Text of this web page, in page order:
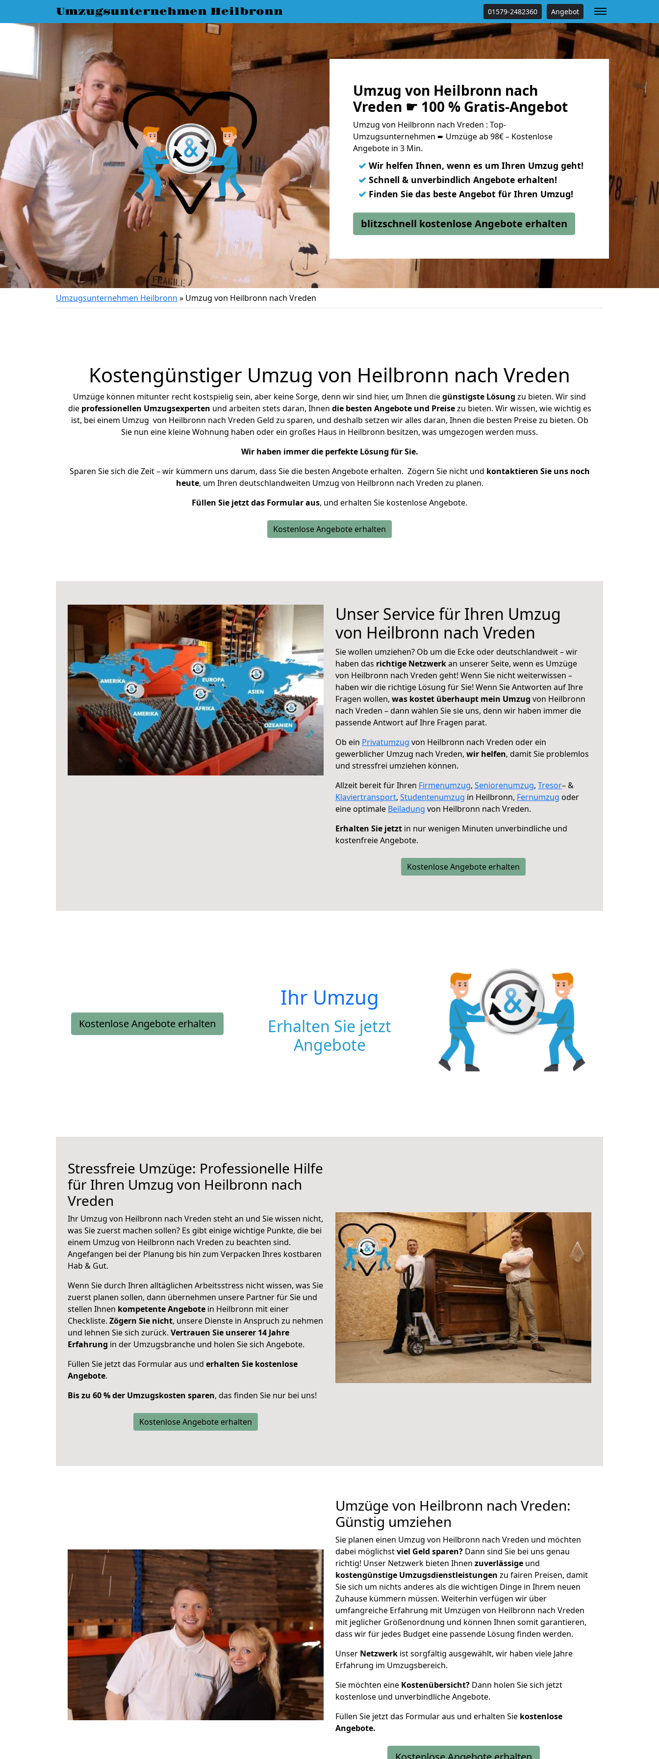
Umzugsunternehmen Heilbronn 01579-2482360 Angebot
Umzug von Heilbronn nach
Vreden ☛ 100 % Gratis-Angebot
Umzug von Heilbronn nach Vreden : Top-
Umzugsunternehmen ➨ Umzüge ab 98€ – Kostenlose
Angebote in 3 Min.
✓ Wir helfen Ihnen, wenn es um Ihren Umzug geht!
✓ Schnell & unverbindlich Angebote erhalten!
✓ Finden Sie das beste Angebot für Ihren Umzug!
blitzschnell kostenlose Angebote erhalten
Umzugsunternehmen Heilbronn » Umzug von Heilbronn nach Vreden
Kostengünstiger Umzug von Heilbronn nach Vreden
Umzüge können mitunter recht kostspielig sein, aber keine Sorge, denn wir sind hier, um Ihnen diegünstigste Lösung zu bieten. Wir sind
die professionellen Umzugsexperten und arbeiten stets daran, Ihnen die besten Angebote und Preisezu bieten. Wir wissen, wie wichtig es
ist, bei einem Umzug von Heilbronn nach Vreden Geld zu sparen, und deshalb setzen wir alles daran, Ihnen die besten Preise zu bieten. Ob
Sie nun eine kleine Wohnung haben oder ein großes Haus in Heilbronn besitzen, was umgezogen werden muss.
Wir haben immer die perfekte Lösung für Sie.
Sparen Sie sich die Zeit – wir kümmern uns darum, dass Sie die besten Angebote erhalten. Zögern Sie nicht und kontaktieren Sie uns noch
heute, um Ihren deutschlandweiten Umzug von Heilbronn nach Vreden zu planen.
Füllen Sie jetzt das Formular aus, und erhalten Sie kostenlose Angebote.
Kostenlose Angebote erhalten
Unser Service für Ihren Umzug
von Heilbronn nach Vreden
Sie wollen umziehen? Ob um die Ecke oder deutschlandweit – wir
haben das richtige Netzwerkan unserer Seite, wenn es Umzüge
von Heilbronn nach Vreden geht! Wenn Sie nicht weiterwissen –
haben wir die richtige Lösung für Sie! Wenn Sie Antworten auf Ihre
Fragen wollen, was kostet überhaupt mein Umzug von Heilbronn
nach Vreden – dann wählen Sie sie uns, denn wir haben immer die
passende Antwort auf Ihre Fragen parat.
Ob ein Privatumzug von Heilbronn nach Vreden oder ein
gewerblicher Umzug nach Vreden, wir helfen, damit Sie problemlos
und stressfrei umziehen können.
Allzeit bereit für Ihren Firmenumzug, Seniorenumzug, Tresor– &
Klaviertransport, Studentenumzug in Heilbronn, Fernumzug oder
eine optimale Beiladung von Heilbronn nach Vreden.
Erhalten Sie jetzt in nur wenigen Minuten unverbindliche und
kostenfreie Angebote.
Kostenlose Angebote erhalten
Kostenlose Angebote erhalten
Ihr Umzug
Erhalten Sie jetzt
Angebote
Stressfreie Umzüge: Professionelle Hilfe
für Ihren Umzug von Heilbronn nach
Vreden
Ihr Umzug von Heilbronn nach Vreden steht an und Sie wissen nicht,
was Sie zuerst machen sollen? Es gibt einige wichtige Punkte, die bei
einem Umzug von Heilbronn nach Vreden zu beachten sind.
Angefangen bei der Planung bis hin zum Verpacken Ihres kostbaren
Hab & Gut.
Wenn Sie durch Ihren alltäglichen Arbeitsstress nicht wissen, was Sie
zuerst planen sollen, dann übernehmen unsere Partner für Sie und
stellen Ihnen kompetente Angebote in Heilbronn mit einer
Checkliste. Zögern Sie nicht, unsere Dienste in Anspruch zu nehmen
und lehnen Sie sich zurück. Vertrauen Sie unserer 14 Jahre
Erfahrung in der Umzugsbranche und holen Sie sich Angebote.
Füllen Sie jetzt das Formular aus und erhalten Sie kostenlose
Angebote.
Bis zu 60 % der Umzugskosten sparen, das finden Sie nur bei uns!
Kostenlose Angebote erhalten
Umzüge von Heilbronn nach Vreden:
Günstig umziehen
Sie planen einen Umzug von Heilbronn nach Vreden und möchten
dabei möglichstviel Geld sparen? Dann sind Sie bei uns genau
richtig! Unser Netzwerk bieten Ihnen zuverlässige und
kostengünstige Umzugsdienstleistungen zu fairen Preisen, damit
Sie sich um nichts anderes als die wichtigen Dinge in Ihrem neuen
Zuhause kümmern müssen. Weiterhin verfügen wir über
umfangreiche Erfahrung mit Umzügen von Heilbronn nach Vreden
mit jeglicher Größenordnung und können Ihnen somit garantieren,
dass wir für jedes Budget eine passende Lösung finden werden.
Unser Netzwerk ist sorgfältig ausgewählt, wir haben viele Jahre
Erfahrung im Umzugsbereich.
Sie möchten eine Kostenübersicht? Dann holen Sie sich jetzt
kostenlose und unverbindliche Angebote.
Füllen Sie jetzt das Formular aus und erhalten Sie kostenlose
Angebote.